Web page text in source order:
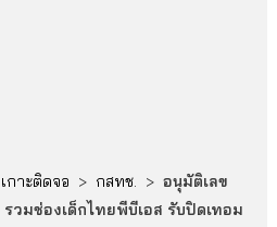
เกาะติดจอ > กสทช. > อนุมัติเลข
วมช่องเด็กไทยพีบีเอส รับปิดเทอม